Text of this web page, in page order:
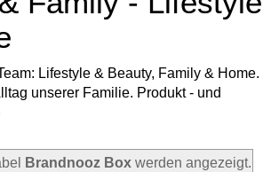
Lifestyle & Beauty, Family & Home.
unserer Familie. Produkt - und
Brandnooz Boxwerden angezeigt.